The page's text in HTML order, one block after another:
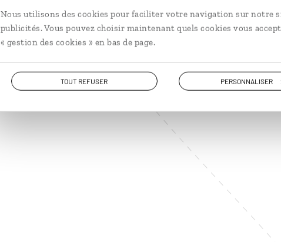
Nous utilisons des cookies pour faciliter votre navigation sur notre
publicités. Vous pouvez choisir maintenant quels cookies vous
« gestion des cookies » en bas de page.
TOUT REFUSER PERSONNALISER